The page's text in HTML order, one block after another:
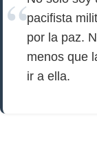
pacifista
por la paz.
menos que
ir a ella.